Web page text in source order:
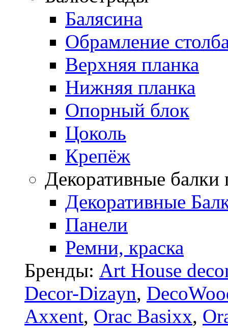
Балясина
Обрамление
Верхняя планка
Нижняя планка
Опорный блок
Цоколь
Крепёж
Декоративные балки
Декоративные
Панели
Ремни, краска
Бренды: Art House
Decor-Dizayn,
Axxent, Orac Basixx,